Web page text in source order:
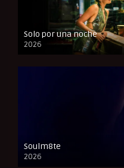
Solo por una noche
2026
CAM
Soulm8te
2026
FULL HD